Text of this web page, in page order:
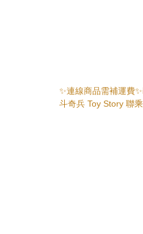
✨連線商品需補運費
斗奇兵 Toy Story 聯